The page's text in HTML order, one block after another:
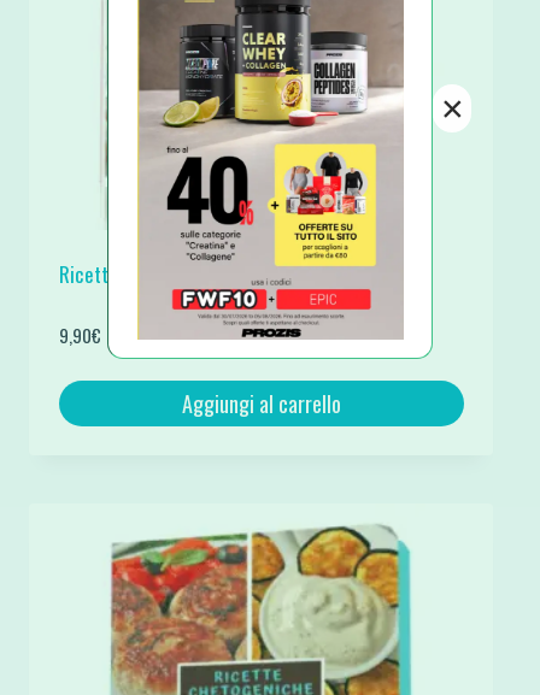
Ricette Chetogeniche Dolci Ebook Pdf
9,90€
Aggiungi al carrello
×